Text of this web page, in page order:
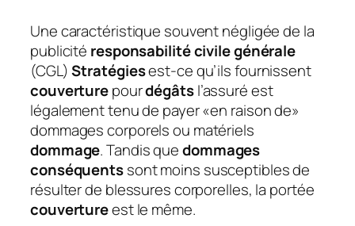
Une caractéristique souvent négligée de la
publicité responsabilité civile générale
(CGL)Stratégiesest-ce qu’ils fournissent
couverturepourdégâtsl’assuré est
légalement tenu de payer «en raison de»
dommages corporels ou matériels
dommage. Tandis quedommages
conséquentssont moins susceptibles de
résulter de blessures corporelles, la portée
couvertureest le même.